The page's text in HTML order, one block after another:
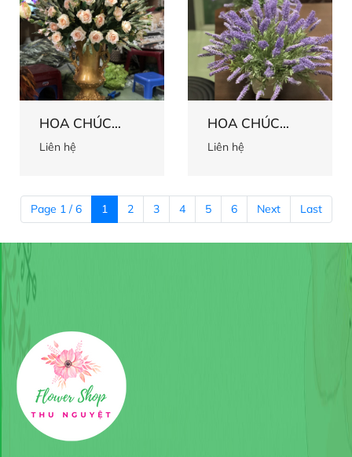
HOA CHÚC
MỪNG 56
Liên hệ
HOA CHÚC
MỪNG 55
Liên hệ
Page 1 / 6 1 2 3 4 5 6 Next Last